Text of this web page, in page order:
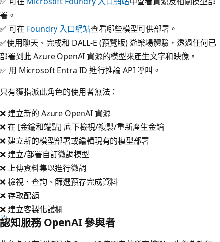
署。
✅ 可在 Foundry 入口網站查看哪些模型可供部署。
✅使用聊天、完成和 DALL-E (預覽版) 遊樂場體驗，透過任何已
部署到此 Azure OpenAI 資源的模型來產生文字和映像。
✅ 用 Microsoft Entra ID 進行推論 API 呼叫。
只有獲指派此角色的使用者無法：
❌ 建立新的 Azure OpenAI 資源
❌ 在 [金鑰和端點] 底下檢視/複製/重新產生金鑰
❌ 建立新的模型部署或編輯現有的模型部署
❌ 建立/部署自訂微調模型
❌ 上傳資料集以進行微調
❌ 檢視、查詢、篩選預存完成資料
❌ 存取配額
❌ 建立客製化護欄
認知服務 OpenAI 參與者